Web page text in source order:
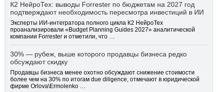
К2 НейроТех: выводы Forrester по бюджетам на 2027 год
подтверждают необходимость пересмотра инвестиций в ИИ
Эксперты ИИ-интегратора полного цикла К2 НейроТех
проанализировали «Budget Planning Guides 2027» аналитической
компании Forrester и отметили, что …
30% — рубеж, выше которого продавцы бизнеса редко
обсуждают скидку
Продавцы бизнеса менее охотно обсуждают снижение стоимости
более чем на 30% по итогам due diligence, отмечают в юридической
фирме Orlova\Ermolenko …